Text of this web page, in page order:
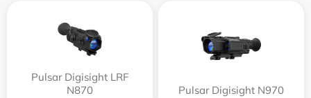
Pulsar Digisight LRF
N870
Pulsar Digisight N970